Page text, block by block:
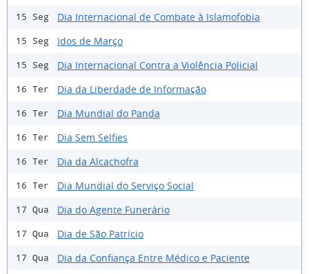
15 Seg Dia Internacional de Combate à Islamofobia
15 Seg Idos de Março
15 Seg Dia Internacional Contra a Violência Policial
16 Ter Dia da Liberdade de Informação
16 Ter Dia Mundial do Panda
16 Ter Dia Sem Selfies
16 Ter Dia da Alcachofra
16 Ter Dia Mundial do Serviço Social
17 Qua Dia do Agente Funerário
17 Qua Dia de São Patrício
17 Qua Dia da Confiança Entre Médico e Paciente